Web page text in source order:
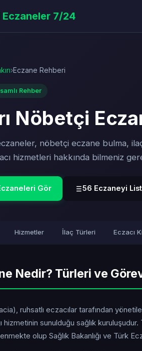
7/24
›Eczane Rehberi
Rehber
Nöbetçi
nöbetçi eczane bulma,
hizmetleri hakkında bilmeniz
Gör 56 Eczaneyi
Hizmetler İlaç Türleri Eczacı
Nedir? Türleri ve
ruhsatlı eczacılar tarafından
hizmetinin sunulduğu sağlık
olup Sağlık Bakanlığı ve Türk